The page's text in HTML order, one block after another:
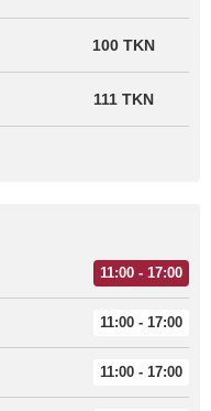
100 TKN
111 TKN
11:00 - 17:00
11:00 - 17:00
11:00 - 17:00